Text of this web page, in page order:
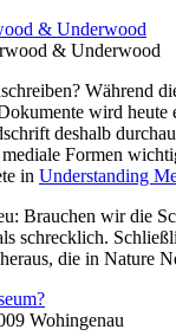
& Underwood
Während
wird
deshalb
Formen
in Understanding
Brauchen wir die
schrecklich.
heraus, die in Nature
Wohingenau